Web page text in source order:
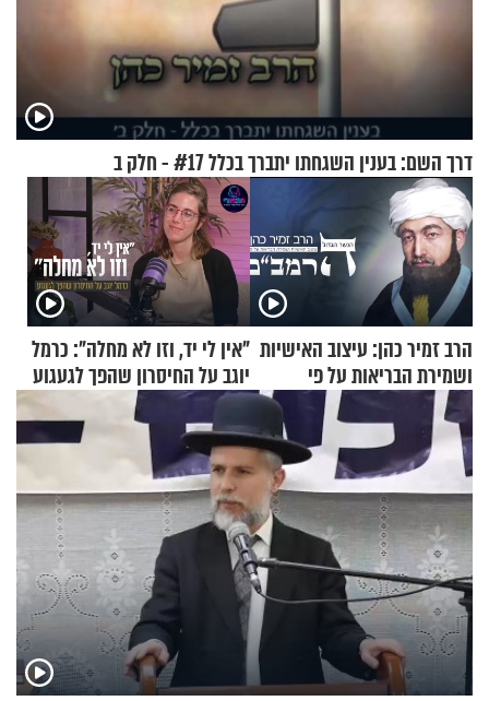
דרך השם: בענין השגחתו יתברך בכלל #17 - חלק ב
הרב זמיר כהן: עיצוב האישיות
ושמירת הבריאות על פי
הרמב"ם - פרק 13
"אין לי יד, וזו לא מחלה": כרמל
יוגב על החיסרון שהפך לגעגוע